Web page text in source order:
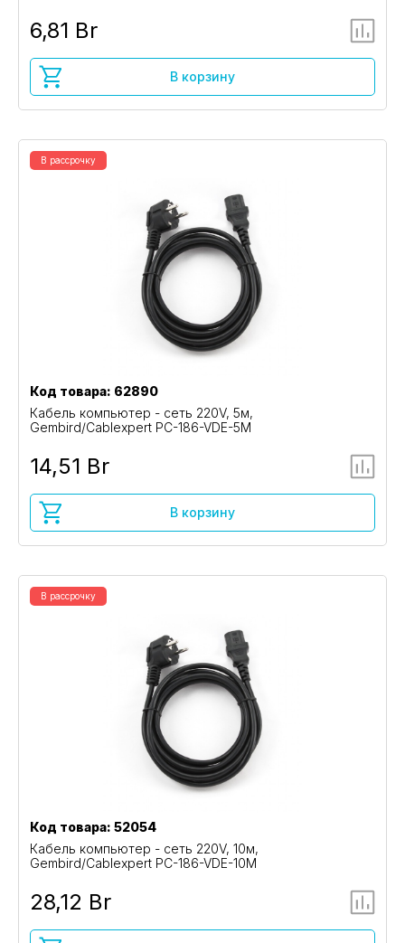
6,81 Br
В корзину
В рассрочку
Код товара: 62890
Кабель компьютер - сеть 220V, 5м,
Gembird/Cablexpert PC-186-VDE-5M
14,51 Br
В корзину
В рассрочку
Код товара: 52054
Кабель компьютер - сеть 220V, 10м,
Gembird/Cablexpert PC-186-VDE-10M
28,12 Br